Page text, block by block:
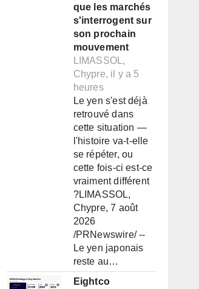
que les marchés
s'interrogent sur
son prochain
mouvement
LIMASSOL,
Chypre, il y a 5
heures
Le yen s'est déjà
retrouvé dans
cette situation —
l'histoire va-t-elle
se répéter, ou
cette fois-ci est-ce
vraiment différent
?LIMASSOL,
Chypre, 7 août
2026
/PRNewswire/ --
Le yen japonais
reste au…
Eightco